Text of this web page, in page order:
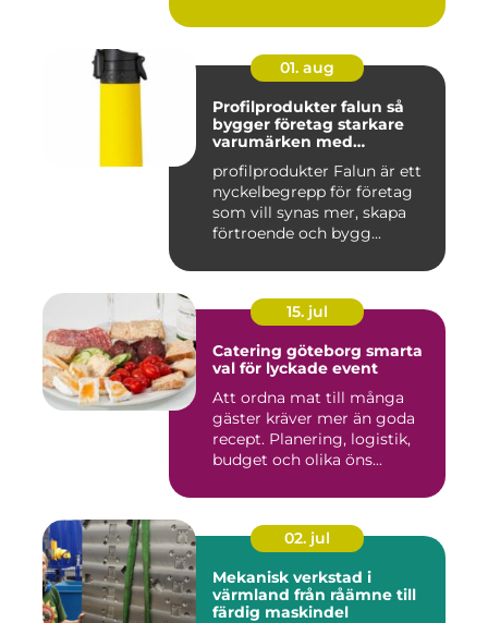
01. aug
Profilprodukter falun så
bygger företag starkare
varumärken med
profilprodukter Falun är ett
nyckelbegrepp för företag
som vill synas mer, skapa
förtroende och bygg...
15. jul
Catering göteborg smarta
val för lyckade event
Att ordna mat till många
gäster kräver mer än goda
recept. Planering, logistik,
budget och olika öns...
02. jul
Mekanisk verkstad i
värmland från råämne till
färdig maskindel